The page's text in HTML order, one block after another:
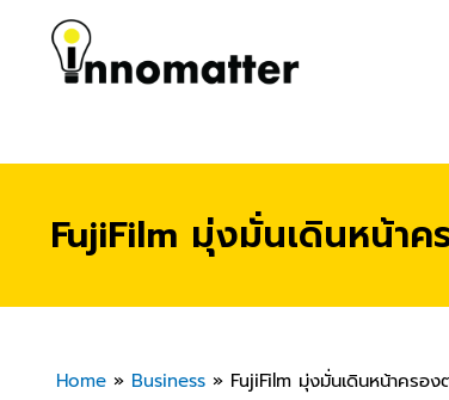
FujiFilm มุ่งมั่นเดินหน้า
Home» Business» FujiFilm มุ่งมั่นเดินหน้าครอ